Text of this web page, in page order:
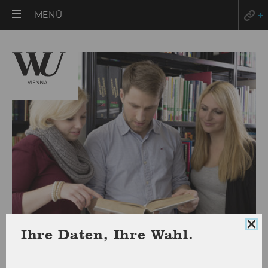
MENÜ
Ihre Daten, Ihre Wahl.